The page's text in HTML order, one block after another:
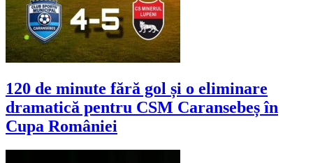
120 de minute fără gol și o eliminare
dramatică pentru CSM Caransebeș în
Cupa României